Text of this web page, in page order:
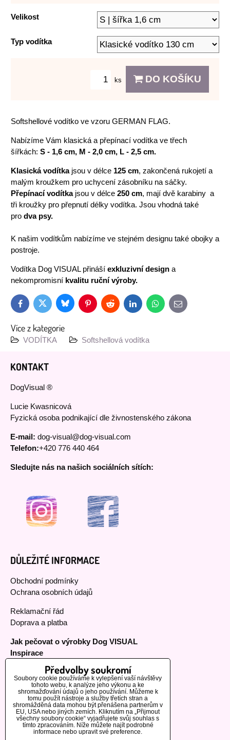
Velikost
Typ vodítka
ks DO KOŠÍKU
Softshellové vodítko ve vzoru GERMAN FLAG.
Nabízíme Vám klasická a přepínací vodítka ve třech
šířkách: S - 1,6 cm, M - 2,0 cm, L - 2,5 cm.
Klasická vodítkajsou v délce 125 cm, zakončená rukojetí a
malým kroužkem pro uchycení zásobníku na sáčky.
Přepínací vodítkajsou v délce 250 cm, mají dvě karabiny a
tři kroužky pro přepnutí délky vodítka. Jsou vhodná také
pro dva psy.
K našim vodítkům nabízíme ve stejném designu také obojky a
postroje.
Vodítka Dog VISUAL přináší exkluzivní design a
nekompromisní kvalitu ruční výroby.
FacebookTwitter BlueskyPinterestReddit LinkedInWhatsApp
E-
mail
Více z kategorie
VODÍTKA Softshellová vodítka
KONTAKT
DogVisual ®
Lucie Kwasnicová
Fyzická osoba podnikající dle živnostenského zákona
E-mail: dog-visual@dog-visual.com
Telefon:+420 776 440 464
Sledujte nás na našich sociálních sítích:
DŮLEŽITÉ INFORMACE
Obchodní podmínky
Ochrana osobních údajů
Reklamační řád
Doprava a platba
Jak pečovat o výrobky Dog VISUAL
Inspirace
MOHLO BY VÁS ZAJÍMAT
Naši zákazníci
Informace o výrobcích
Předvolby soukromí
Soubory cookie používáme k vylepšení vaší návštěvy
tohoto webu, k analýze jeho výkonu a ke
shromažďování údajů o jeho používání. Můžeme k
tomu použít nástroje a služby třetích stran a
shromážděná data mohou být přenášena partnerům v
EU, USA nebo jiných zemích. Kliknutím na „Přijmout
všechny soubory cookie“ vyjadřujete svůj souhlas s
tímto zpracováním. Níže můžete najít podrobné
informace nebo upravit své preference.